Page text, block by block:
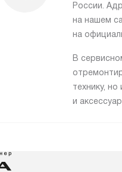
России.
на нашем
на
В
технику,
и